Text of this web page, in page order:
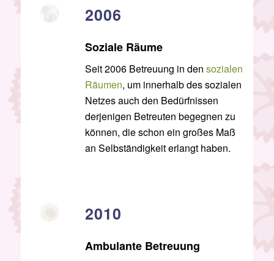
2006
Soziale Räume
Seit 2006 Betreuung in den sozialen
Räumen, um innerhalb des sozialen
Netzes auch den Bedürfnissen
derjenigen Betreuten begegnen zu
können, die schon ein großes Maß
an Selbständigkeit erlangt haben.
2010
Ambulante Betreuung